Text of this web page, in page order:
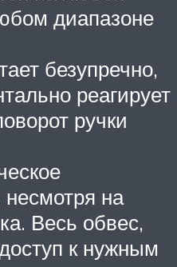
диапазоне
безупречно,
реагирует
ручки
на
Весь обвес,
к нужным